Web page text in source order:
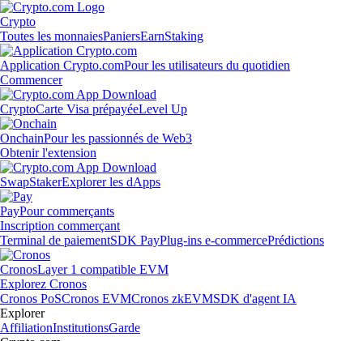
Crypto
Toutes les monnaiesPaniersEarnStaking
Application Crypto.comPour les utilisateurs du quotidien
Commencer
CryptoCarte Visa prépayéeLevel Up
OnchainPour les passionnés de Web3
Obtenir l'extension
SwapStakerExplorer les dApps
PayPour commerçants
Inscription commerçant
Terminal de paiementSDK PayPlug-ins e-commercePrédictions
CronosLayer 1 compatible EVM
Explorez Cronos
Cronos PoSCronos EVMCronos zkEVMSDK d'agent IA
Explorer
AffiliationInstitutionsGarde